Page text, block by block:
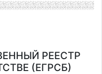
РЕЕСТР
(ЕГРСБ)